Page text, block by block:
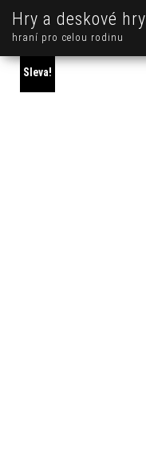
Hry a deskové hry
hraní pro celou rodinu
Sleva!